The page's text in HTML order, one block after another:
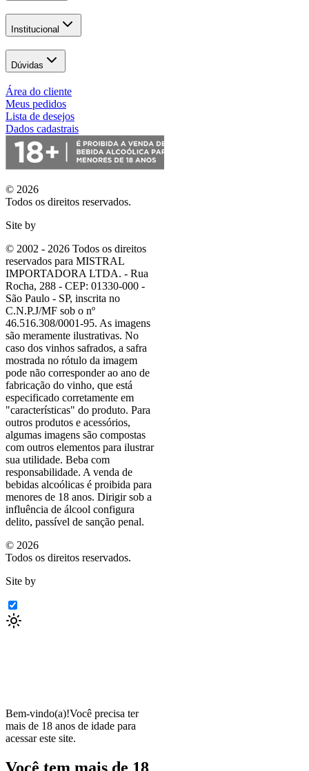
Institucional
Dúvidas
Área do cliente
Meus pedidos
Lista de desejos
Dados cadastrais
© 2026
Todos os direitos reservados.
Site by
© 2002 - 2026 Todos os direitos
reservados para MISTRAL
IMPORTADORA LTDA. - Rua
Rocha, 288 - CEP: 01330-000 -
São Paulo - SP, inscrita no
C.N.P.J/MF sob o nº
46.516.308/0001-95. As imagens
são meramente ilustrativas. No
caso dos vinhos safrados, a safra
mostrada no rótulo da imagem
pode não corresponder ao ano de
fabricação do vinho, que está
especificado corretamente em
"características" do produto. Para
outros produtos e acessórios,
algumas imagens são compostas
com outros elementos para ilustrar
sua utilidade. Beba com
responsabilidade. A venda de
bebidas alcoólicas é proibida para
menores de 18 anos. Dirigir sob a
influência de álcool configura
delito, passível de sanção penal.
© 2026
Todos os direitos reservados.
Site by
Bem-vindo(a)!Você precisa ter
mais de 18 anos de idade para
acessar este site.